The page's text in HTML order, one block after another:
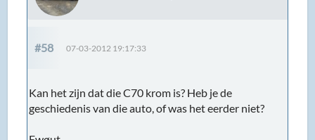
#58 07-03-2012 19:17:33
Kan het zijn dat die C70 krom is? Heb je de
geschiedenis van die auto, of was het eerder niet?